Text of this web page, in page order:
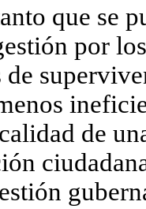
que se
por
de